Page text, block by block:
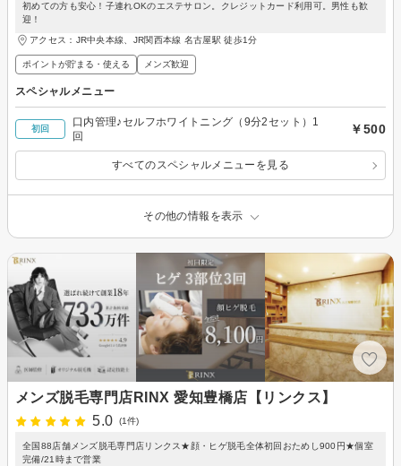
初めての方も安心！子連れOKのエステサロン。クレジットカード利用可。男性も歓
迎！
アクセス：JR中央本線、JR関西本線 名古屋駅 徒歩1分
ポイントが貯まる・使える メンズ歓迎
スペシャルメニュー
初回
口内管理♪セルフホワイトニング（9分2セット）1
回
￥500
すべてのスペシャルメニューを見る
その他の情報を表示
メンズ脱毛専門店RINX 愛知豊橋店【リンクス】
5.0
(1件)
全国88店舗メンズ脱毛専門店リンクス★顔・ヒゲ脱毛全体初回おためし900円★個室
完備/21時まで営業